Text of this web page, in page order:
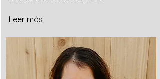
Leer más